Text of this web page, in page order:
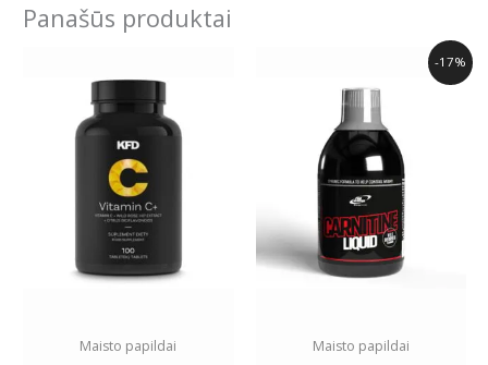
Panašūs produktai
Maisto papildai
-17%
Maisto papildai
Price
range:
product
has
multiple
variants.
The
options
may
be
chosen
product